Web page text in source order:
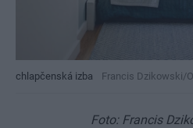
chlapčenská izba Francis Dzikowski/
Foto: Francis